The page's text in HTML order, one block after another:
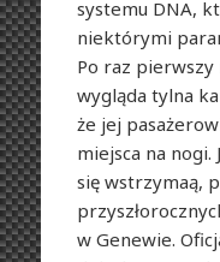
systemu DNA,
niektórymi
Po raz pierwszy
wygląda tylna
że jej
miejsca na nogi.
się wstrzymaą,
w Genewie.